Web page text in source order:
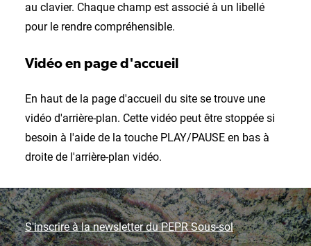
au clavier. Chaque champ est associé à un libellé
pour le rendre compréhensible.
Vidéo en page d'accueil
En haut de la page d'accueil du site se trouve une
vidéo d'arrière-plan. Cette vidéo peut être stoppée si
besoin à l'aide de la touche PLAY/PAUSE en bas à
droite de l'arrière-plan vidéo.
S'inscrire à la newsletter du PEPR Sous-sol